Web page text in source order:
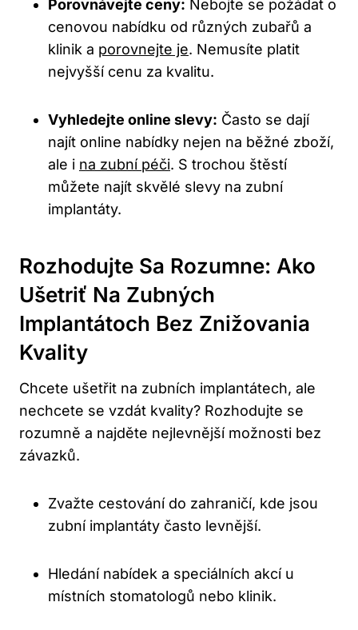
Porovnávejte ceny: Nebojte se požádat o
cenovou nabídku od různých zubařů a
klinik a porovnejte je. Nemusíte platit
nejvyšší cenu za kvalitu.
Vyhledejte online slevy: Často se dají
najít online nabídky nejen na běžné zboží,
ale i na zubní péči. S trochou štěstí
můžete najít skvělé slevy na zubní
implantáty.
Rozhodujte Sa Rozumne: Ako
Ušetriť Na Zubných
Implantátoch Bez Znižovania
Kvality
Chcete ušetřit na zubních implantátech, ale
nechcete se vzdát kvality? Rozhodujte se
rozumně a najděte nejlevnější možnosti bez
závazků.
Zvažte cestování do zahraničí, kde jsou
zubní implantáty často levnější.
Hledání nabídek a speciálních akcí u
místních stomatologů nebo klinik.